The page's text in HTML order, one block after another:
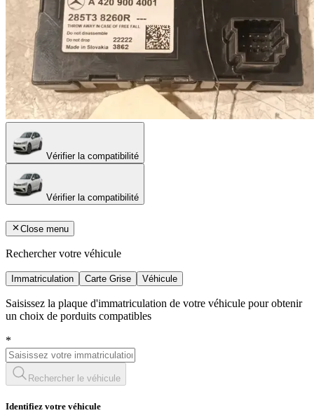
Vérifier la compatibilité
Vérifier la compatibilité
Close menu
Rechercher votre véhicule
Immatriculation Carte Grise Véhicule
Saisissez la plaque d'immatriculation de votre véhicule pour obtenir
un choix de porduits compatibles
*
Rechercher le véhicule
Identifiez votre véhicule